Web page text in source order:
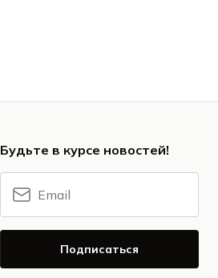
Будьте в курсе новостей!
Подписаться